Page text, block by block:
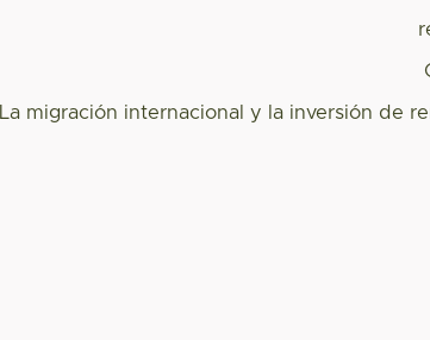
La migración internacional y la inversión de